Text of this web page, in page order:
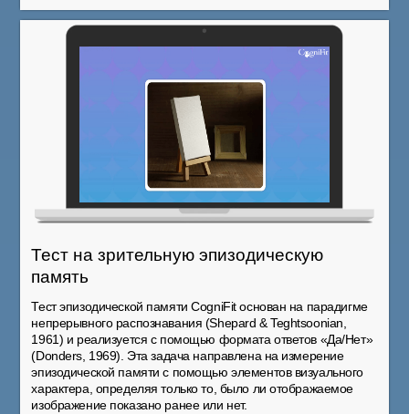
Тест на зрительную эпизодическую
память
Тест эпизодической памяти CogniFit основан на парадигме
непрерывного распознавания (Shepard & Teghtsoonian,
1961) и реализуется с помощью формата ответов «Да/Нет»
(Donders, 1969). Эта задача направлена на измерение
эпизодической памяти с помощью элементов визуального
характера, определяя только то, было ли отображаемое
изображение показано ранее или нет.